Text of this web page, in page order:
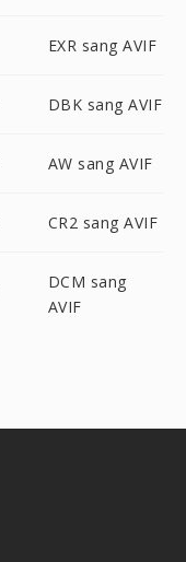
EXR sang AVIF
DBK sang AVIF
AW sang AVIF
CR2 sang AVIF
DCM sang
AVIF